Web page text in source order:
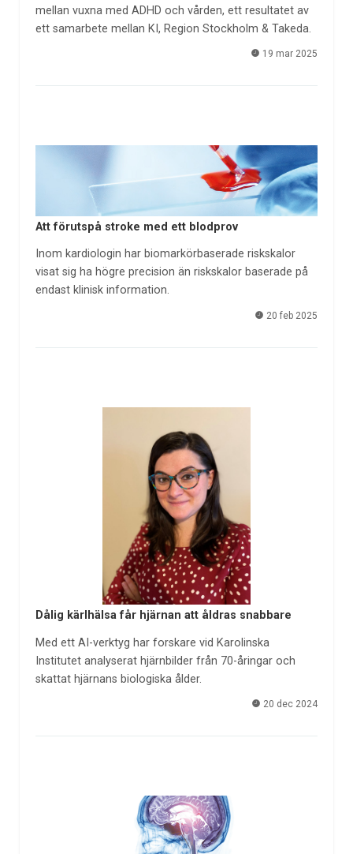
mellan vuxna med ADHD och vården, ett resultatet av
ett samarbete mellan KI, Region Stockholm & Takeda.
19 mar 2025
Att förutspå stroke med ett blodprov
Inom kardiologin har biomarkörbaserade riskskalor
visat sig ha högre precision än riskskalor baserade på
endast klinisk information.
20 feb 2025
Dålig kärlhälsa får hjärnan att åldras snabbare
Med ett AI-verktyg har forskare vid Karolinska
Institutet analyserat hjärnbilder från 70-åringar och
skattat hjärnans biologiska ålder.
20 dec 2024